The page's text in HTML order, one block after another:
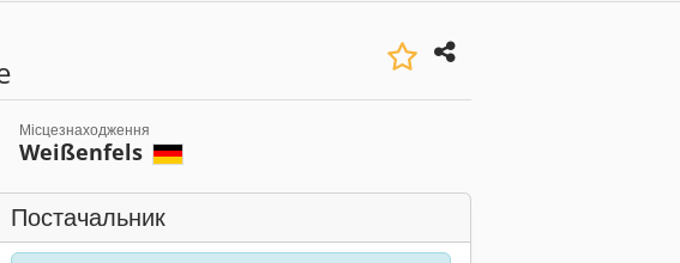
Місцезнаходження
Weißenfels
Постачальник